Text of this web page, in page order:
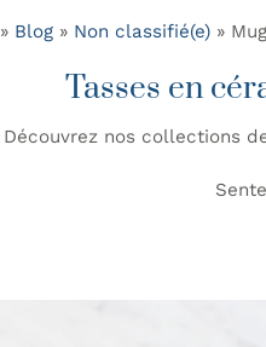
» Blog » Non classifié(e) »
Tasses en
Découvrez nos collections